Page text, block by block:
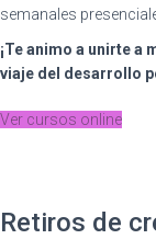
semanales
¡Te animo a unirte a
viaje del desarrollo
Ver cursos online
Retiros de